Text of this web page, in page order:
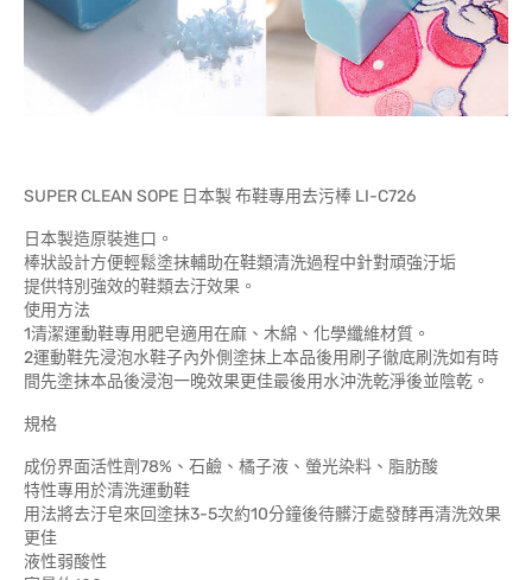
SUPER CLEAN SOPE 日本製 布鞋專用去污棒 LI-C726
日本製造原裝進口。
棒狀設計方便輕鬆塗抹輔助在鞋類清洗過程中針對頑強汙垢
提供特別強效的鞋類去汙效果。
使用方法
1清潔運動鞋專用肥皂適用在麻、木綿、化學纖維材質。
2運動鞋先浸泡水鞋子內外側塗抹上本品後用刷子徹底刷洗如有時
間先塗抹本品後浸泡一晚效果更佳最後用水沖洗乾淨後並陰乾。
規格
成份界面活性劑78%、石鹼、橘子液、螢光染料、脂肪酸
特性專用於清洗運動鞋
用法將去汙皂來回塗抹3-5次約10分鐘後待髒汙處發酵再清洗效果
更佳
液性弱酸性